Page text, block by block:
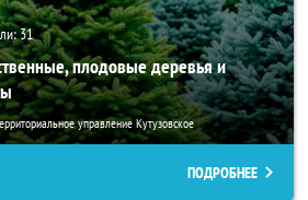
31
плодовые деревья и
управление Кутузовское
ПОДРОБНЕЕ